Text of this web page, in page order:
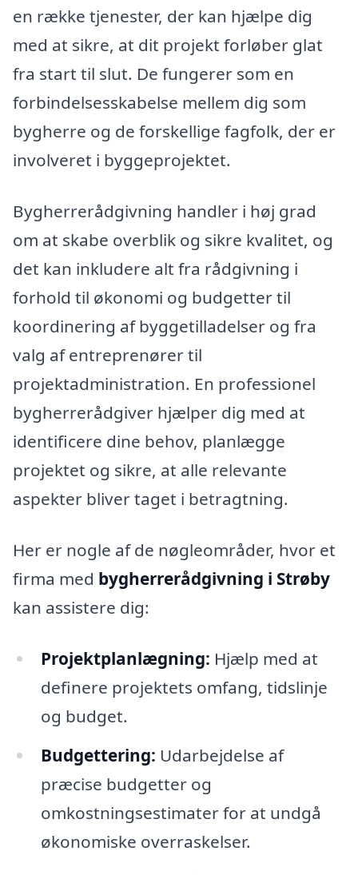
en række tjenester, der kan hjælpe dig
med at sikre, at dit projekt forløber glat
fra start til slut. De fungerer som en
forbindelsesskabelse mellem dig som
bygherre og de forskellige fagfolk, der er
involveret i byggeprojektet.
Bygherrerådgivning handler i høj grad
om at skabe overblik og sikre kvalitet, og
det kan inkludere alt fra rådgivning i
forhold til økonomi og budgetter til
koordinering af byggetilladelser og fra
valg af entreprenører til
projektadministration. En professionel
bygherrerådgiver hjælper dig med at
identificere dine behov, planlægge
projektet og sikre, at alle relevante
aspekter bliver taget i betragtning.
Her er nogle af de nøgleområder, hvor et
firma med bygherrerådgivning i Strøby
kan assistere dig:
Projektplanlægning: Hjælp med at
definere projektets omfang, tidslinje
og budget.
Budgettering: Udarbejdelse af
præcise budgetter og
omkostningsestimater for at undgå
økonomiske overraskelser.